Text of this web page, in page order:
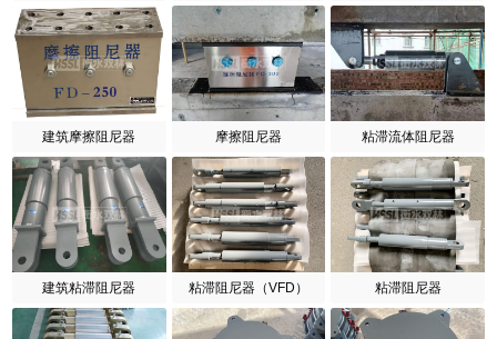
建筑摩擦阻尼器 摩擦阻尼器 粘滞流体阻尼器
建筑粘滞阻尼器 粘滞阻尼器（VFD） 粘滞阻尼器